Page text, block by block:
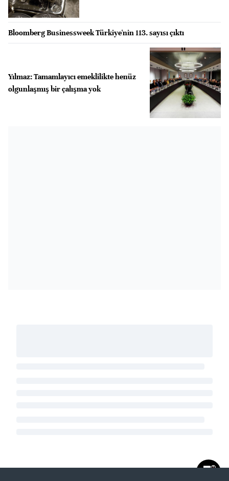
Bloomberg Businessweek Türkiye'nin 113. sayısı çıktı
Yılmaz: Tamamlayıcı emeklilikte henüz
olgunlaşmış bir çalışma yok